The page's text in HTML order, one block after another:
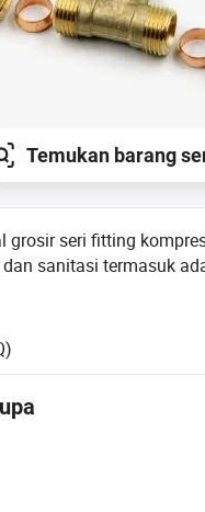
Temukan barang
grosir seri fitting
sanitasi termasuk